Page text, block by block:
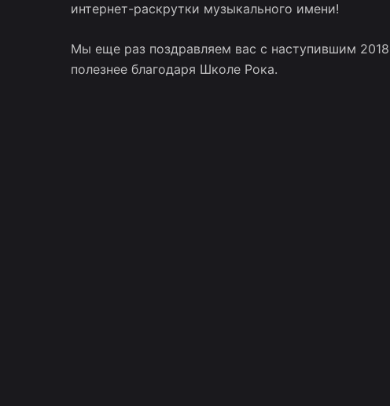
интернет-раскрутки музыкального имени!
Мы еще раз поздравляем вас с наступившим
полезнее благодаря Школе Рока.